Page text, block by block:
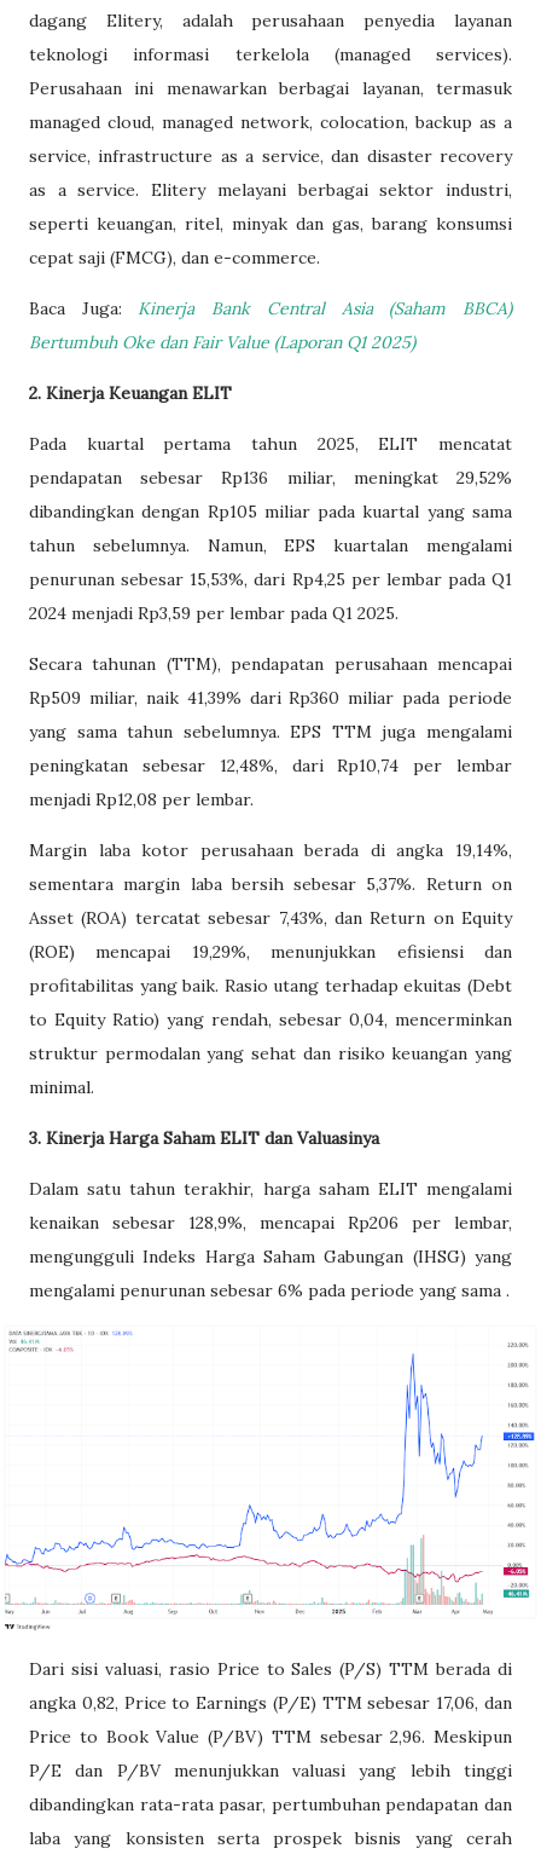
dagang Elitery, adalah perusahaan penyedia layanan
teknologi informasi terkelola (managed services).
Perusahaan ini menawarkan berbagai layanan, termasuk
managed cloud, managed network, colocation, backup as a
service, infrastructure as a service, dan disaster recovery
as a service. Elitery melayani berbagai sektor industri,
seperti keuangan, ritel, minyak dan gas, barang konsumsi
cepat saji (FMCG), dan e-commerce.
Baca Juga: Kinerja Bank Central Asia (Saham BBCA)
Bertumbuh Oke dan Fair Value (Laporan Q1 2025)
2. Kinerja Keuangan ELIT
Pada kuartal pertama tahun 2025, ELIT mencatat
pendapatan sebesar Rp136 miliar, meningkat 29,52%
dibandingkan dengan Rp105 miliar pada kuartal yang sama
tahun sebelumnya. Namun, EPS kuartalan mengalami
penurunan sebesar 15,53%, dari Rp4,25 per lembar pada Q1
2024 menjadi Rp3,59 per lembar pada Q1 2025.​
Secara tahunan (TTM), pendapatan perusahaan mencapai
Rp509 miliar, naik 41,39% dari Rp360 miliar pada periode
yang sama tahun sebelumnya. EPS TTM juga mengalami
peningkatan sebesar 12,48%, dari Rp10,74 per lembar
menjadi Rp12,08 per lembar.​
Margin laba kotor perusahaan berada di angka 19,14%,
sementara margin laba bersih sebesar 5,37%. Return on
Asset (ROA) tercatat sebesar 7,43%, dan Return on Equity
(ROE) mencapai 19,29%, menunjukkan efisiensi dan
profitabilitas yang baik. Rasio utang terhadap ekuitas (Debt
to Equity Ratio) yang rendah, sebesar 0,04, mencerminkan
struktur permodalan yang sehat dan risiko keuangan yang
minimal.​
3. Kinerja Harga Saham ELIT dan Valuasinya
Dalam satu tahun terakhir, harga saham ELIT mengalami
kenaikan sebesar 128,9%, mencapai Rp206 per lembar,
mengungguli Indeks Harga Saham Gabungan (IHSG) yang
mengalami penurunan sebesar 6% pada periode yang sama .​
Dari sisi valuasi, rasio Price to Sales (P/S) TTM berada di
angka 0,82, Price to Earnings (P/E) TTM sebesar 17,06, dan
Price to Book Value (P/BV) TTM sebesar 2,96. Meskipun
P/E dan P/BV menunjukkan valuasi yang lebih tinggi
dibandingkan rata-rata pasar, pertumbuhan pendapatan dan
laba yang konsisten serta prospek bisnis yang cerah